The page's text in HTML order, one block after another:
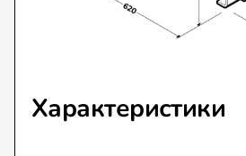
Характеристики